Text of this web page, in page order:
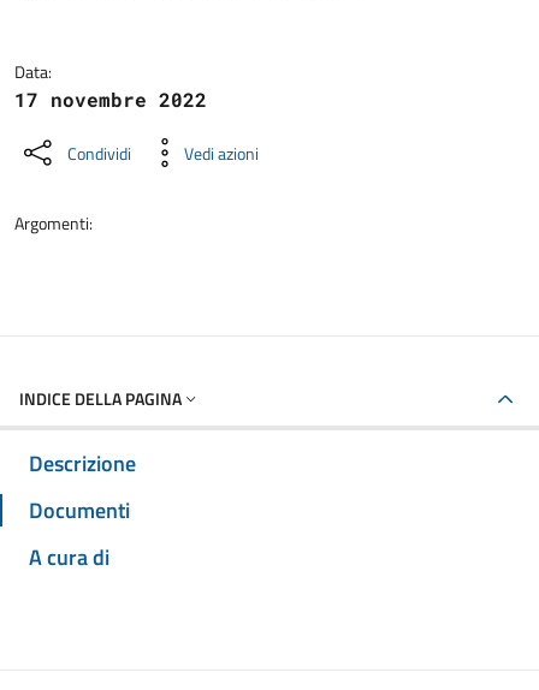
Data:
17 novembre 2022
Condividi Vedi azioni
Argomenti:
INDICE DELLA PAGINA
Descrizione
Documenti
A cura di